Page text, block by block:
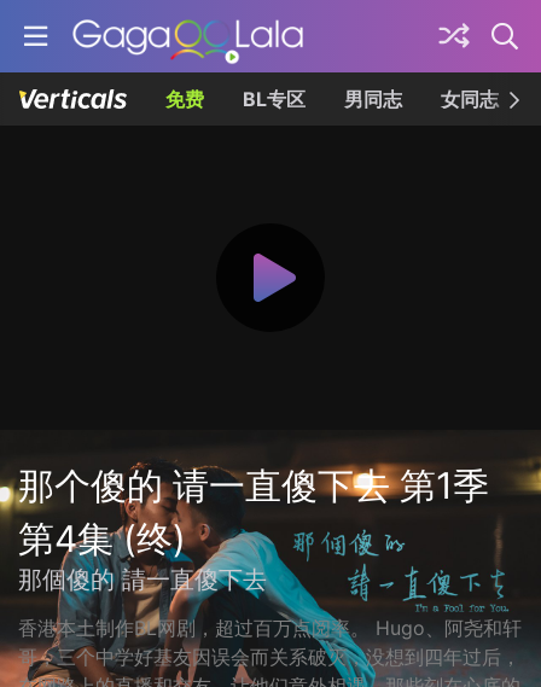
免费 BL专区 男同志 女同志
那个傻的 请一直傻下去 第1季
第4集 (终)
那個傻的 請一直傻下去
香港本土制作BL网剧，超过百万点阅率。 Hugo、阿尧和轩
哥，三个中学好基友因误会而关系破灭，没想到四年过后，